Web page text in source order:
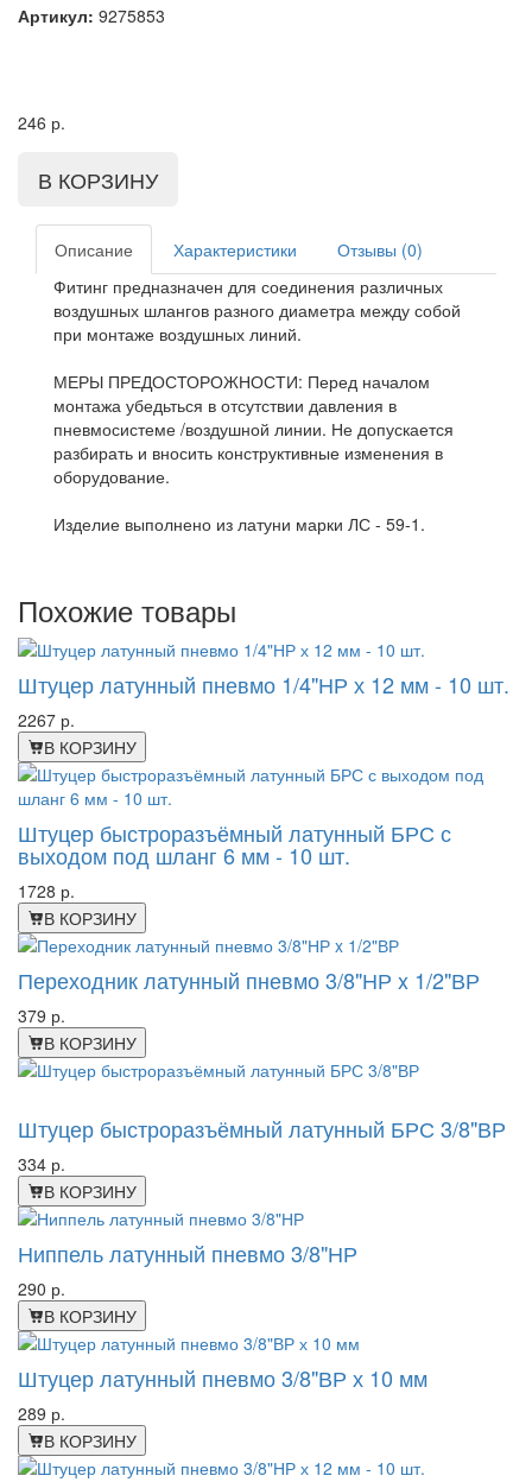
Артикул: 9275853
246 р.
Описание Характеристики
Отзывы (0)
Фитинг предназначен для соединения различных
воздушных шлангов разного диаметра между собой
при монтаже воздушных линий.
МЕРЫ ПРЕДОСТОРОЖНОСТИ: Перед началом
монтажа убедьться в отсутствии давления в
пневмосистеме /воздушной линии. Не допускается
разбирать и вносить конструктивные изменения в
оборудование.
Изделие выполнено из латуни марки ЛС - 59-1.
Похожие товары
Штуцер латунный пневмо 1/4"НР х 12 мм - 10 шт.
2267 р.
В КОРЗИНУ
Штуцер быстроразъёмный латунный БРС с
выходом под шланг 6 мм - 10 шт.
1728 р.
В КОРЗИНУ
Переходник латунный пневмо 3/8"НР x 1/2"ВР
379 р.
В КОРЗИНУ
Штуцер быстроразъёмный латунный БРС 3/8"ВР
334 р.
В КОРЗИНУ
Ниппель латунный пневмо 3/8"НР
290 р.
В КОРЗИНУ
Штуцер латунный пневмо 3/8"ВР х 10 мм
289 р.
В КОРЗИНУ